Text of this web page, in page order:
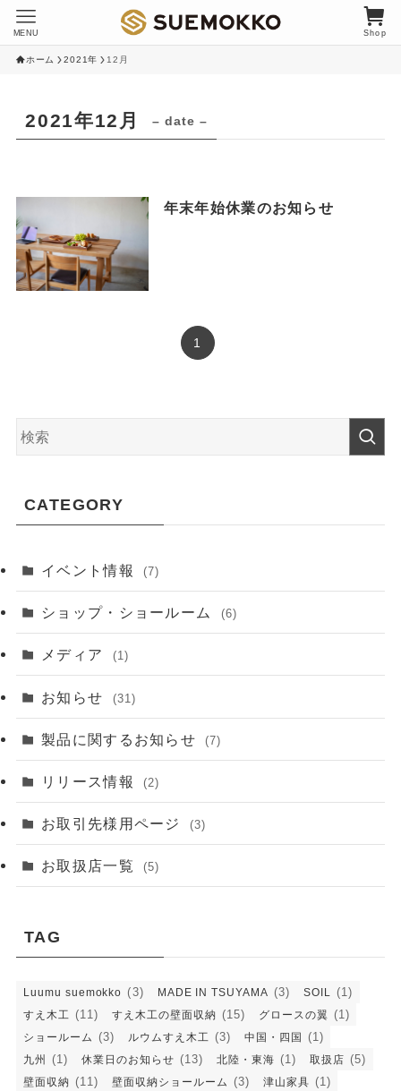
Shop
MENU
ホーム 2021年 12月
2021年12月 – date –
年末年始休業のお知らせ
1
CATEGORY
イベント情報 (7)
ショップ・ショールーム (6)
メディア (1)
お知らせ (31)
製品に関するお知らせ (7)
リリース情報 (2)
お取引先様用ページ (3)
お取扱店一覧 (5)
TAG
Luumu suemokko (3) MADE IN TSUYAMA (3) SOIL (1)
すえ木工 (11) すえ木工の壁面収納 (15) グロースの翼 (1)
ショールーム (3) ルウムすえ木工 (3) 中国・四国 (1)
九州 (1) 休業日のお知らせ (13) 北陸・東海 (1) 取扱店 (5)
壁面収納 (11) 壁面収納ショールーム (3) 津山家具 (1)